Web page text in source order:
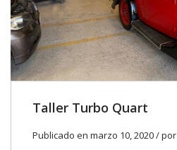
Taller Turbo Quart
Publicado en marzo 10, 2020 / por